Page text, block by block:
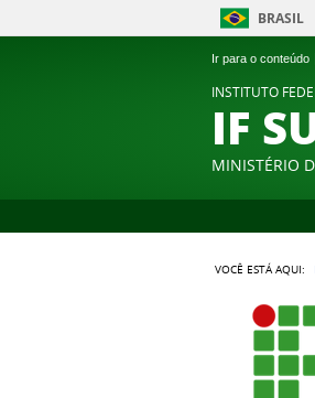
Ir para o conteúdo
BRASIL
INSTITUTO
IF
MINISTÉRIO
VOCÊ ESTÁ AQUI: